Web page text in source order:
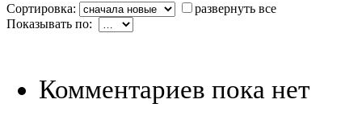
Сортировка:
развернуть все
Показывать по:
Комментариев пока нет